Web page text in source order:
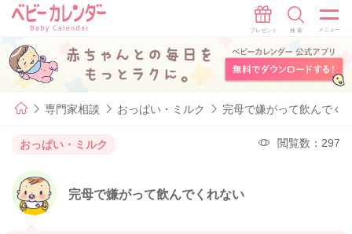
専門家相談 おっぱい・ミルク 完母で嫌がって飲んでく
おっぱい・ミルク 閲覧数：297
完母で嫌がって飲んでくれない